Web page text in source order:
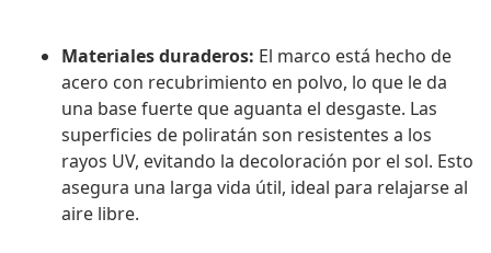
Materiales duraderos: El marco está hecho de
acero con recubrimiento en polvo, lo que le da
una base fuerte que aguanta el desgaste. Las
superficies de poliratán son resistentes a los
rayos UV, evitando la decoloración por el sol. Esto
asegura una larga vida útil, ideal para relajarse al
aire libre.